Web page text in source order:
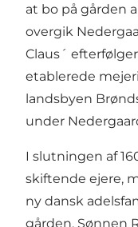
at bo på gården
overgik
Claus´
etablerede
landsbyen
under
I slutningen af
skiftende ejere,
ny dansk
gården. Sønnen